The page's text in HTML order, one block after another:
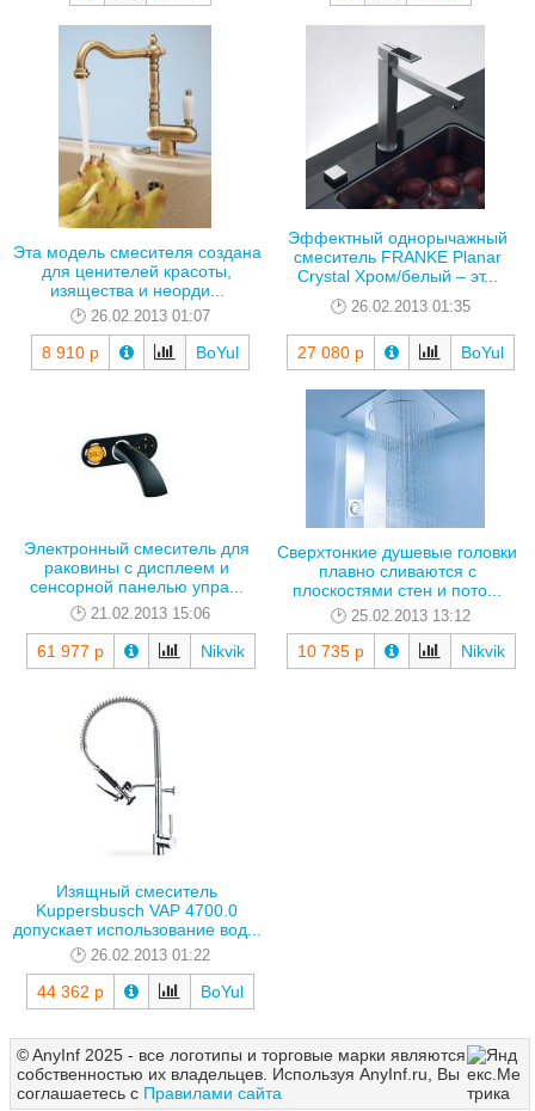
Эта модель смесителя создана
для ценителей красоты,
изящества и неорди...
26.02.2013 01:07
8 910 р BoYul
Эффектный однорычажный
смеситель FRANKE Planar
Crystal Хром/белый – эт...
26.02.2013 01:35
27 080 р BoYul
Электронный смеситель для
раковины с дисплеем и
сенсорной панелью упра...
21.02.2013 15:06
61 977 р Nikvik
Сверхтонкие душевые головки
плавно сливаются с
плоскостями стен и пото...
25.02.2013 13:12
10 735 р Nikvik
Изящный смеситель
Kuppersbusch VAP 4700.0
допускает использование вод...
26.02.2013 01:22
44 362 р BoYul
© AnyInf 2025 - все логотипы и торговые марки являются
собственностью их владельцев. Используя AnyInf.ru, Вы
соглашаетесь с Правилами сайта